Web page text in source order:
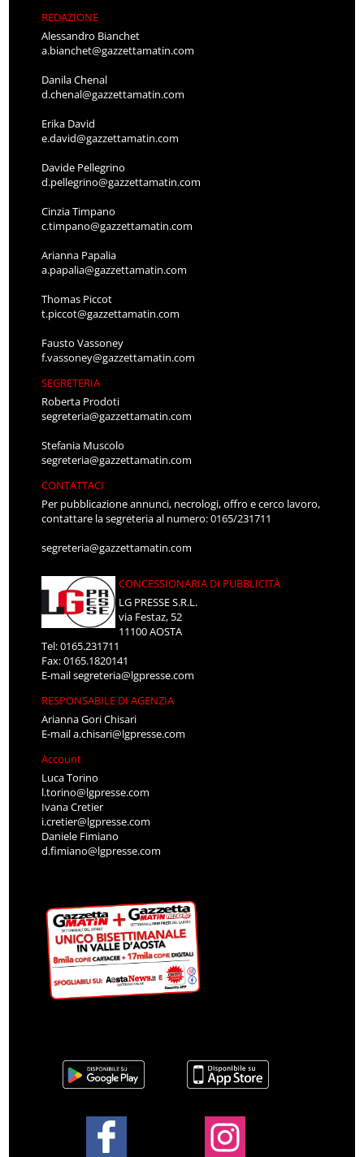
REDAZIONE
Alessandro Bianchet
a.bianchet@gazzettamatin.com
Danila Chenal
d.chenal@gazzettamatin.com
Erika David
e.david@gazzettamatin.com
Davide Pellegrino
d.pellegrino@gazzettamatin.com
Cinzia Timpano
c.timpano@gazzettamatin.com
Arianna Papalia
a.papalia@gazzettamatin.com
Thomas Piccot
t.piccot@gazzettamatin.com
Fausto Vassoney
f.vassoney@gazzettamatin.com
SEGRETERIA
Roberta Prodoti
segreteria@gazzettamatin.com
Stefania Muscolo
segreteria@gazzettamatin.com
CONTATTACI
Per pubblicazione annunci, necrologi, offro e cerco lavoro,
contattare la segreteria al numero: 0165/231711
segreteria@gazzettamatin.com
CONCESSIONARIA DI PUBBLICITÀ
LG PRESSE S.R.L.
via Festaz, 52
11100 AOSTA
Tel: 0165.231711
Fax: 0165.1820141
E-mailsegreteria@lgpresse.com
RESPONSABILE DI AGENZIA
Arianna Gori Chisari
E-maila.chisari@lgpresse.com
Account
Luca Torino
l.torino@lgpresse.com
Ivana Cretier
i.cretier@lgpresse.com
Daniele Fimiano
d.fimiano@lgpresse.com